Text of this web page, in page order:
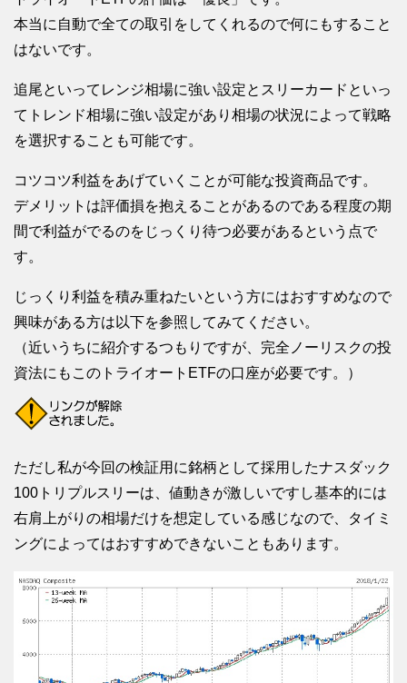
本当に自動で全ての取引をしてくれるので何にもすること
はないです。
追尾といってレンジ相場に強い設定とスリーカードといっ
てトレンド相場に強い設定があり相場の状況によって戦略
を選択することも可能です。
コツコツ利益をあげていくことが可能な投資商品です。
デメリットは評価損を抱えることがあるのである程度の期
間で利益がでるのをじっくり待つ必要があるという点で
す。
じっくり利益を積み重ねたいという方にはおすすめなので
興味がある方は以下を参照してみてください。
（近いうちに紹介するつもりですが、完全ノーリスクの投
資法にもこのトライオートETFの口座が必要です。）
ただし私が今回の検証用に銘柄として採用したナスダック
100トリプルスリーは、値動きが激しいですし基本的には
右肩上がりの相場だけを想定している感じなので、タイミ
ングによってはおすすめできないこともあります。